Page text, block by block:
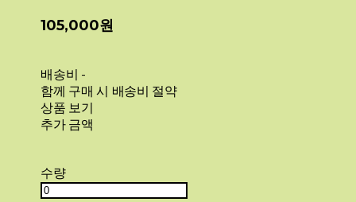
105,000원
배송비 -
함께 구매 시 배송비 절약
상품 보기
추가 금액
수량